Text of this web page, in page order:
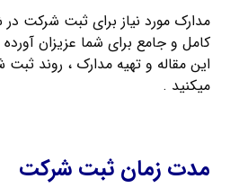
مدارک مورد نیاز برای ثبت شرکت
کامل و جامع برای شما عزیزان
این مقاله و تهیه مدارک ، روند
میکنید .
مدت زمان ثبت شرکت